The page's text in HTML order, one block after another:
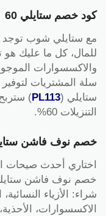
كود خصم ستايلي 60
مع ستايلي شوب توجد
للمال، كل ما عليك
والاكسسوارات
سلة المشتريات
ستايلي (PL113
التنزيلات 60%.
خصم نوف فاشن
اختاري أحدث صيحات
شراء: الأزياء
الاكسسوارات،